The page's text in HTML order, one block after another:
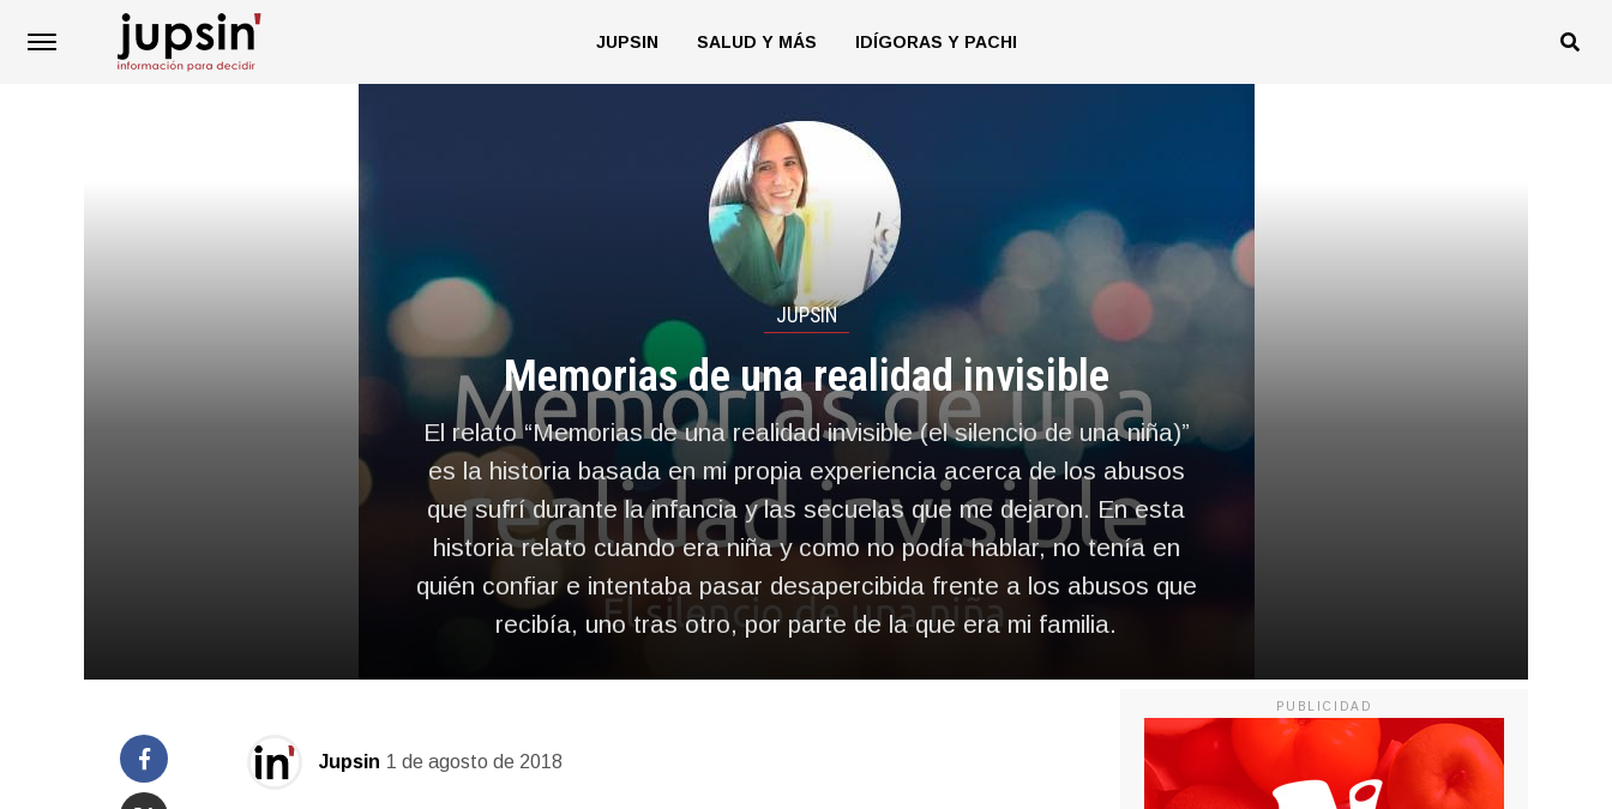
JUPSIN SALUD Y MÁS IDÍGORAS Y PACHI
JUPSIN
Memorias de una realidad invisible
El relato “Memorias de una realidad invisible (el silencio de una niña)”
es la historia basada en mi propia experiencia acerca de los abusos
que sufrí durante la infancia y las secuelas que me dejaron. En esta
historia relato cuando era niña y como no podía hablar, no tenía en
quién confiar e intentaba pasar desapercibida frente a los abusos que
recibía, uno tras otro, por parte de la que era mi familia.
Jupsin 1 de agosto de 2018
PUBLICIDAD